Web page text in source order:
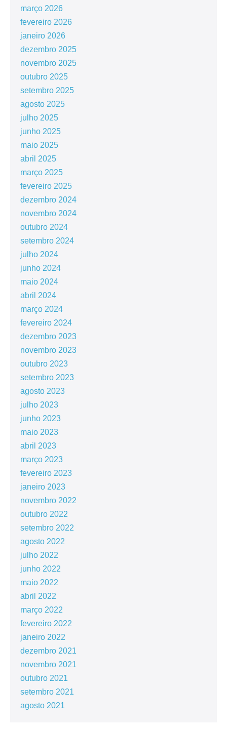
março 2026
fevereiro 2026
janeiro 2026
dezembro 2025
novembro 2025
outubro 2025
setembro 2025
agosto 2025
julho 2025
junho 2025
maio 2025
abril 2025
março 2025
fevereiro 2025
dezembro 2024
novembro 2024
outubro 2024
setembro 2024
julho 2024
junho 2024
maio 2024
abril 2024
março 2024
fevereiro 2024
dezembro 2023
novembro 2023
outubro 2023
setembro 2023
agosto 2023
julho 2023
junho 2023
maio 2023
abril 2023
março 2023
fevereiro 2023
janeiro 2023
novembro 2022
outubro 2022
setembro 2022
agosto 2022
julho 2022
junho 2022
maio 2022
abril 2022
março 2022
fevereiro 2022
janeiro 2022
dezembro 2021
novembro 2021
outubro 2021
setembro 2021
agosto 2021